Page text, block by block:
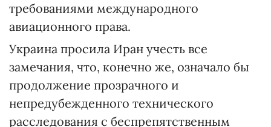
требованиями международного
авиационного права.
Украина просила Иран учесть все
замечания, что, конечно же, означало бы
продолжение прозрачного и
непредубежденного технического
расследования с беспрепятственным